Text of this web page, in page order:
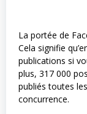
La portée de
Cela signifie
publications si
plus, 317 000
publiés toutes
concurrence.